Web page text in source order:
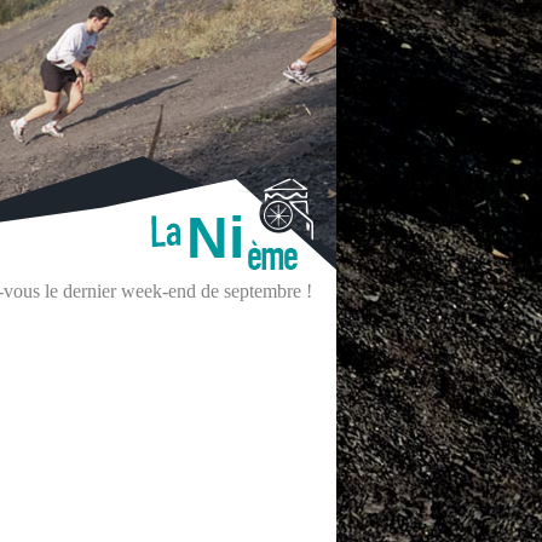
Ni
le dernier week-end de septembre !